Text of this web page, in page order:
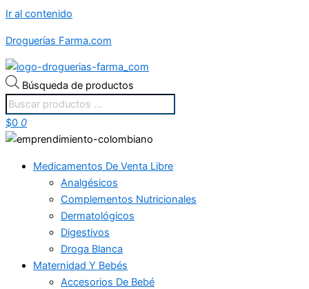
Ir al contenido
Droguerías Farma.com
Búsqueda de productos
$0 0
Medicamentos De Venta Libre
Analgésicos
Complementos Nutricionales
Dermatológicos
Digestivos
Droga Blanca
Maternidad Y Bebés
Accesorios De Bebé